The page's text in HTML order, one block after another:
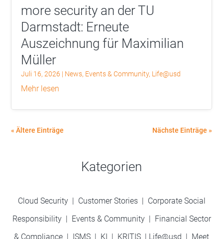
more security an der TU
Darmstadt: Erneute
Auszeichnung für Maximilian
Müller
Juli 16, 2026 | News, Events & Community, Life@usd
mehr lesen
« Ältere Einträge Nächste Einträge »
Kategorien
Cloud Security | Customer Stories| Corporate Social
Responsibility| Events & Community | Financial Sector
& Compliance | ISMS | KI | KRITIS | Life@usd | Meet